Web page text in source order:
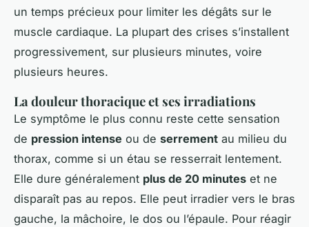
un temps précieux pour limiter les dégâts sur le
muscle cardiaque. La plupart des crises s’installent
progressivement, sur plusieurs minutes, voire
plusieurs heures.
La douleur thoracique et ses irradiations
Le symptôme le plus connu reste cette sensation
de pression intense ou de serrement au milieu du
thorax, comme si un étau se resserrait lentement.
Elle dure généralement plus de 20 minutes et ne
disparaît pas au repos. Elle peut irradier vers le bras
gauche, la mâchoire, le dos ou l’épaule. Pour réagir